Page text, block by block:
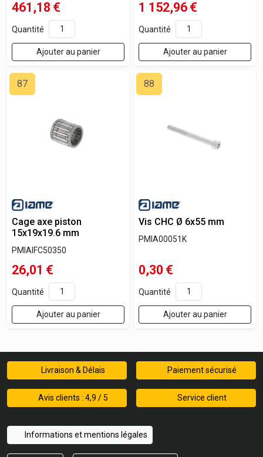
461,18 €
Quantité
Ajouter au panier
1 152,96 €
Quantité
Ajouter au panier
87
Cage axe piston
15x19x19.6 mm
PMIAIFC50350
26,01 €
Quantité
Ajouter au panier
88
Vis CHC Ø 6x55 mm
PMIA00051K
0,30 €
Quantité
Ajouter au panier
Livraison & Délais Paiement sécurisé
Avis clients : 4,9 / 5 Service client
Informations et mentions légales